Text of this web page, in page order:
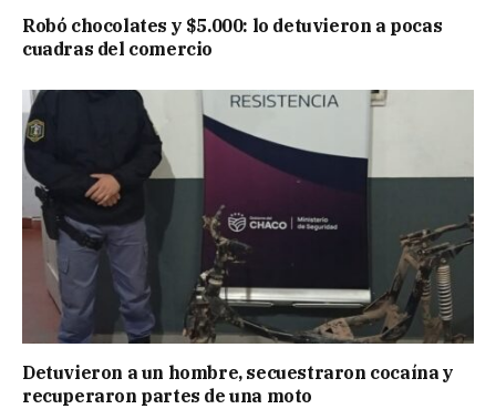
Robó chocolates y $5.000: lo detuvieron a pocas
cuadras del comercio
Detuvieron a un hombre, secuestraron cocaína y
recuperaron partes de una moto